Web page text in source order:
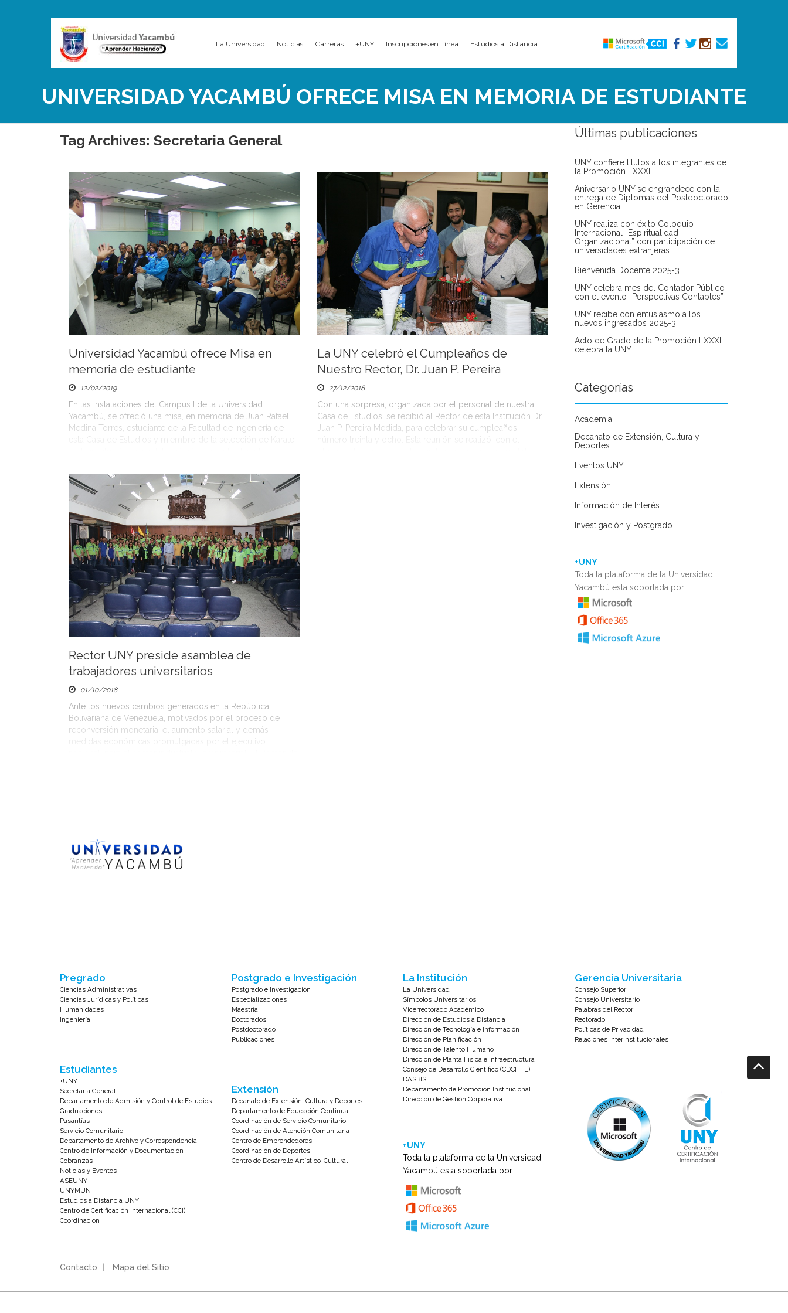
La Universidad Noticias Carreras +UNY Inscripciones en Línea Estudios a Distancia
UNIVERSIDAD YACAMBÚ OFRECE MISA EN MEMORIA DE ESTUDIANTE
Tag Archives: Secretaria General
Universidad Yacambú ofrece Misa en
memoria de estudiante
12/02/2019
En las instalaciones del Campus I de la Universidad
Yacambú, se ofreció una misa, en memoria de Juan Rafael
Medina Torres, estudiante de la Facultad de Ingeniería de
La UNY celebró el Cumpleaños de
Nuestro Rector, Dr. Juan P. Pereira
27/12/2018
Con una sorpresa, organizada por el personal de nuestra
Casa de Estudios, se recibió al Rector de esta Institución Dr.
Juan P. Pereira Medida, para celebrar su cumpleaños
Rector UNY preside asamblea de
trabajadores universitarios
01/10/2018
Ante los nuevos cambios generados en la República
Bolivariana de Venezuela, motivados por el proceso de
reconversión monetaria, el aumento salarial y demás
Últimas publicaciones
UNY confiere títulos a los integrantes de
la Promoción LXXXIII
Aniversario UNY se engrandece con la
entrega de Diplomas del Postdoctorado
en Gerencia
UNY realiza con éxito Coloquio
Internacional “Espiritualidad
Organizacional” con participación de
universidades extranjeras
Bienvenida Docente 2025-3
UNY celebra mes del Contador Público
con el evento “Perspectivas Contables”
UNY recibe con entusiasmo a los
nuevos ingresados 2025-3
Acto de Grado de la Promoción LXXXII
celebra la UNY
Categorías
Academia
Decanato de Extensión, Cultura y
Deportes
Eventos UNY
Extensión
Información de Interés
Investigación y Postgrado
+UNY
Toda la plataforma de la Universidad
Yacambú esta soportada por:
Pregrado
Ciencias Administrativas
Ciencias Jurídicas y Políticas
Humanidades
Ingeniería
Estudiantes
+UNY
Secretaría General
Departamento de Admisión y Control de Estudios
Graduaciones
Pasantías
Servicio Comunitario
Departamento de Archivo y Correspondencia
Centro de Información y Documentación
Cobranzas
Noticias y Eventos
ASEUNY
UNYMUN
Estudios a Distancia UNY
Centro de Certificación Internacional (CCI)
Coordinacion
Postgrado e Investigación
Postgrado e Investigación
Especializaciones
Maestría
Doctorados
Postdoctorado
Publicaciones
Extensión
Decanato de Extensión, Cultura y Deportes
Departamento de Educación Continua
Coordinación de Servicio Comunitario
Coordinación de Atención Comunitaria
Centro de Emprendedores
Coordinación de Deportes
Centro de Desarrollo Artístico-Cultural
La Institución
La Universidad
Símbolos Universitarios
Vicerrectorado Académico
Dirección de Estudios a Distancia
Dirección de Tecnología e Información
Dirección de Planificación
Dirección de Talento Humano
Dirección de Planta Física e Infraestructura
Consejo de Desarrollo Científico (CDCHTE)
DASBISI
Departamento de Promoción Institucional
Dirección de Gestión Corporativa
+UNY
Toda la plataforma de la Universidad
Yacambú esta soportada por:
Gerencia Universitaria
Consejo Superior
Consejo Universitario
Palabras del Rector
Rectorado
Políticas de Privacidad
Relaciones Interinstitucionales
Contacto | Mapa del Sitio